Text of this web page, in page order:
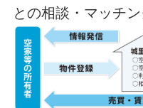
との相談・マッチン